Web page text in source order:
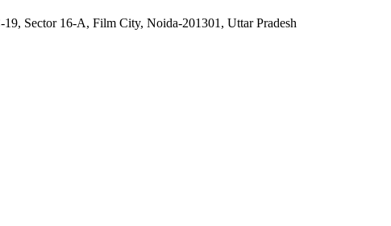
Sector 16-A, Film City, Noida-201301, Uttar Pradesh